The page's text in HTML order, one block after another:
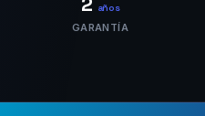
años
GARANTÍA